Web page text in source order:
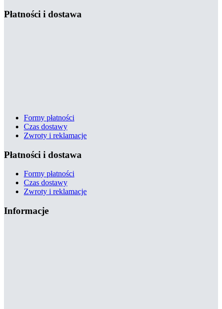
Płatności i dostawa
Formy płatności
Czas dostawy
Zwroty i reklamacje
Płatności i dostawa
Formy płatności
Czas dostawy
Zwroty i reklamacje
Informacje